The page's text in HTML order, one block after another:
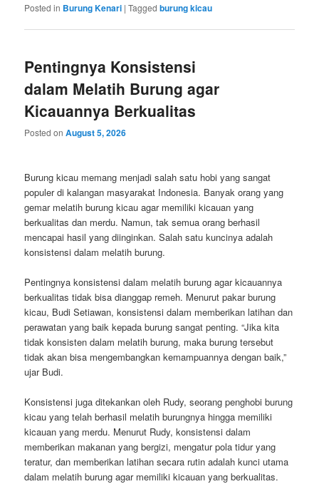
Posted in Burung Kenari |Tagged burung kicau
Pentingnya Konsistensi
dalam Melatih Burung agar
Kicauannya Berkualitas
Posted onAugust 5, 2026
Burung kicau memang menjadi salah satu hobi yang sangat
populer di kalangan masyarakat Indonesia. Banyak orang yang
gemar melatih burung kicau agar memiliki kicauan yang
berkualitas dan merdu. Namun, tak semua orang berhasil
mencapai hasil yang diinginkan. Salah satu kuncinya adalah
konsistensi dalam melatih burung.
Pentingnya konsistensi dalam melatih burung agar kicauannya
berkualitas tidak bisa dianggap remeh. Menurut pakar burung
kicau, Budi Setiawan, konsistensi dalam memberikan latihan dan
perawatan yang baik kepada burung sangat penting. “Jika kita
tidak konsisten dalam melatih burung, maka burung tersebut
tidak akan bisa mengembangkan kemampuannya dengan baik,”
ujar Budi.
Konsistensi juga ditekankan oleh Rudy, seorang penghobi burung
kicau yang telah berhasil melatih burungnya hingga memiliki
kicauan yang merdu. Menurut Rudy, konsistensi dalam
memberikan makanan yang bergizi, mengatur pola tidur yang
teratur, dan memberikan latihan secara rutin adalah kunci utama
dalam melatih burung agar memiliki kicauan yang berkualitas.